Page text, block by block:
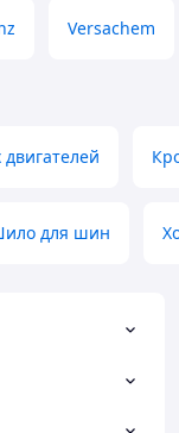
Versachem
для шин